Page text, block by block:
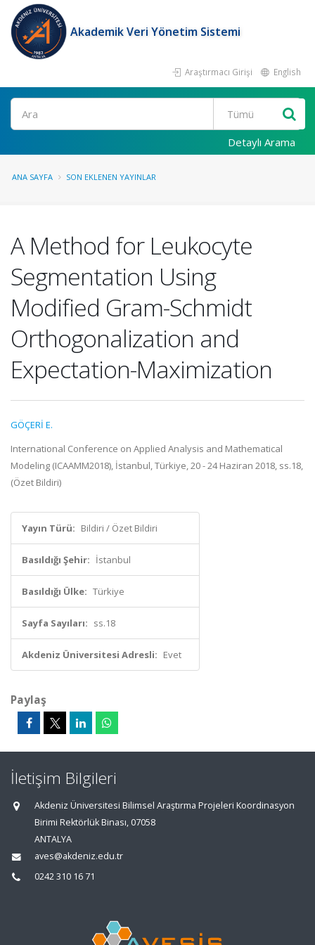
Akademik Veri Yönetim Sistemi
Araştırmacı Girişi English
Ara
Detaylı Arama
ANA SAYFA SON EKLENEN YAYINLAR
A Method for Leukocyte
Segmentation Using
Modified Gram-Schmidt
Orthogonalization and
Expectation-Maximization
GÖÇERİ E.
International Conference on Applied Analysis and Mathematical
Modeling (ICAAMM2018), İstanbul, Türkiye, 20 - 24 Haziran 2018, ss.18,
(Özet Bildiri)
Yayın Türü: Bildiri / Özet Bildiri
Basıldığı Şehir: İstanbul
Basıldığı Ülke: Türkiye
Sayfa Sayıları: ss.18
Akdeniz Üniversitesi Adresli: Evet
Paylaş
İletişim Bilgileri
Akdeniz Üniversitesi Bilimsel Araştırma Projeleri Koordinasyon
Birimi Rektörlük Binası, 07058
ANTALYA
aves@akdeniz.edu.tr
0242 310 16 71